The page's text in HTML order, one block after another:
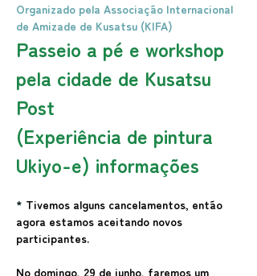
Organizado pela Associação Internacional
de Amizade de Kusatsu (KIFA)
Passeio a pé e workshop
pela cidade de Kusatsu
Post
(Experiência de pintura
Ukiyo-e) informações
* Tivemos alguns cancelamentos, então
agora estamos aceitando novos
participantes.
No domingo, 29 de junho, faremos um